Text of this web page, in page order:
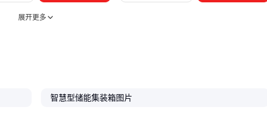
展开更多
智慧型储能集装箱图片